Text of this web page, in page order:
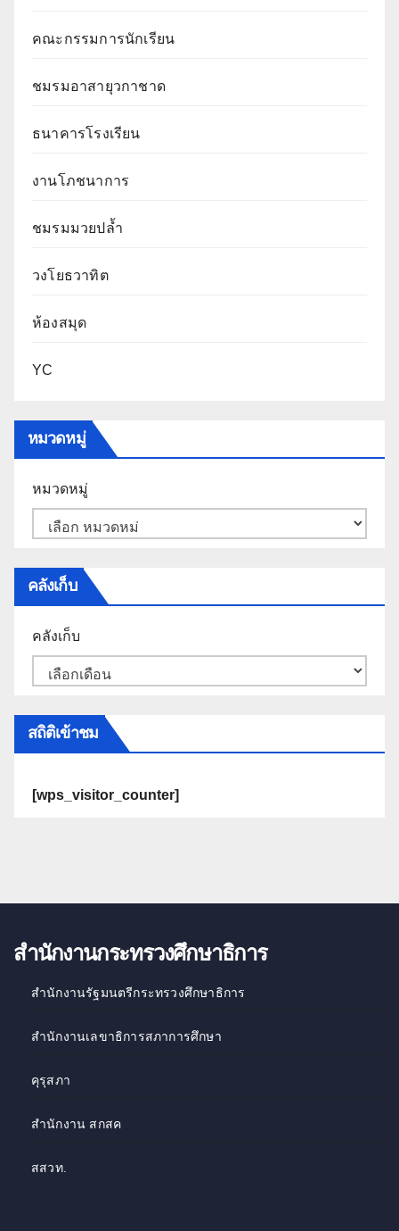
คณะกรรมการนักเรียน
ชมรมอาสายุวกาชาด
ธนาคารโรงเรียน
งานโภชนาการ
ชมรมมวยปล้ำ
วงโยธวาทิต
ห้องสมุด
YC
หมวดหมู่
หมวดหมู่
คลังเก็บ
คลังเก็บ
สถิติเข้าชม
[wps_visitor_counter]
สำนักงานกระทรวงศึกษาธิการ
สำนักงานรัฐมนตรีกระทรวงศึกษาธิการ
สำนักงานเลขาธิการสภาการศึกษา
คุรุสภา
สำนักงาน สกสค
สสวท.